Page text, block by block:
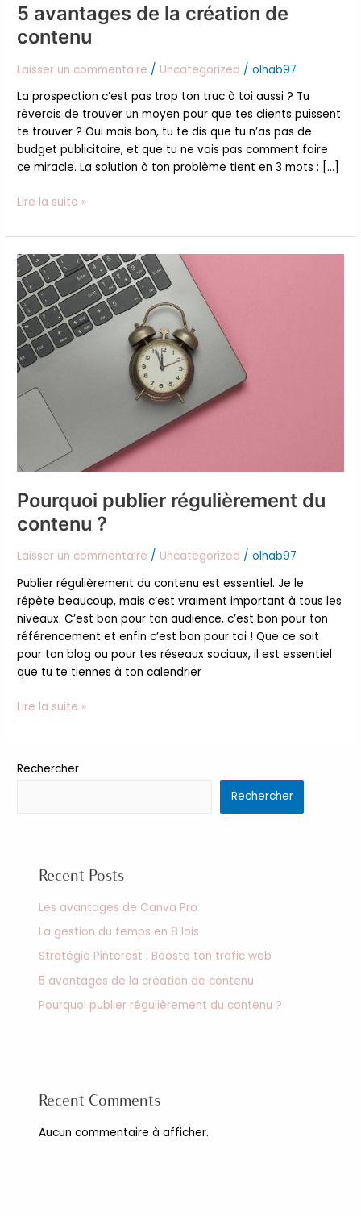
5 avantages de la création de
contenu
Laisser un commentaire / Uncategorized /olhab97
La prospection c’est pas trop ton truc à toi aussi ? Tu
rêverais de trouver un moyen pour que tes clients puissent
te trouver ? Oui mais bon, tu te dis que tu n’as pas de
budget publicitaire, et que tu ne vois pas comment faire
ce miracle. La solution à ton problème tient en 3 mots : […]
contenu
Lire la suite »
Pourquoi publier régulièrement du
contenu ?
Laisser un commentaire / Uncategorized /olhab97
Publier régulièrement du contenu est essentiel. Je le
répète beaucoup, mais c’est vraiment important à tous les
niveaux. C’est bon pour ton audience, c’est bon pour ton
référencement et enfin c’est bon pour toi ! Que ce soit
pour ton blog ou pour tes réseaux sociaux, il est essentiel
que tu te tiennes à ton calendrier
Pourquoi
publier
régulièrement
du
contenu ?
Lire la suite »
Rechercher
Rechercher
Recent Posts
Les avantages de Canva Pro
La gestion du temps en 8 lois
Stratégie Pinterest : Booste ton trafic web
5 avantages de la création de contenu
Pourquoi publier régulièrement du contenu ?
Recent Comments
Aucun commentaire à afficher.